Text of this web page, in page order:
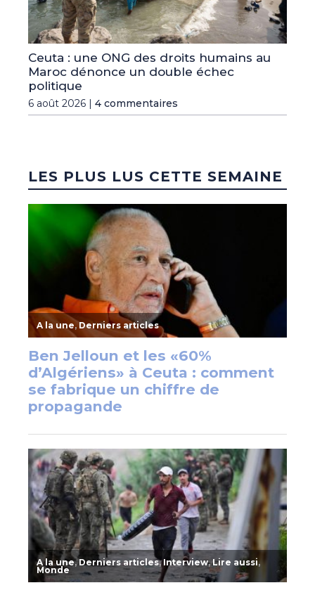
Ceuta : une ONG des droits humains au
Maroc dénonce un double échec
politique
6 août 2026 | 4 commentaires
LES PLUS LUS CETTE SEMAINE